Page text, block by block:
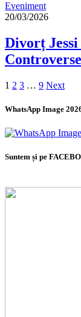
Eveniment
20/03/2026
Divorț
1 2 3 … 9 Next
WhatsApp Image
Suntem și pe